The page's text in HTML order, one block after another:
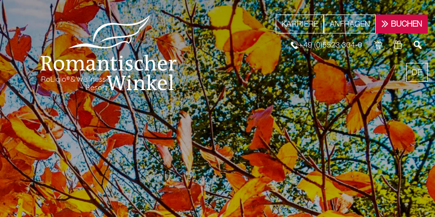
DE
KARRIERE ANFRAGEN BUCHEN
+49 (0)5523 304-0